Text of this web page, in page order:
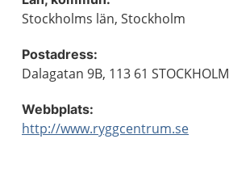
Stockholms län, Stockholm
Postadress:
Dalagatan 9B, 113 61 STOCKHOLM
Webbplats:
http://www.ryggcentrum.se